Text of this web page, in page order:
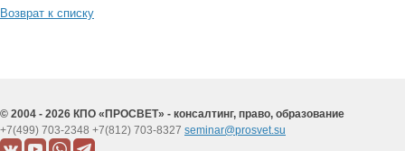
Возврат к списку
© 2004 - 2026 КПО «ПРОСВЕТ» - консалтинг, право, образование
+7(499) 703-2348 +7(812) 703-8327 seminar@prosvet.su